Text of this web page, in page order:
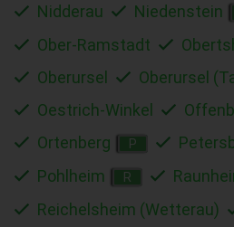
Nidderau
Niedenstein
Ober-Ramstadt
Oberursel
Oberursel
Oestrich-Winkel
Ortenberg
P
Pohlheim
R
Reichelsheim (Wetterau)